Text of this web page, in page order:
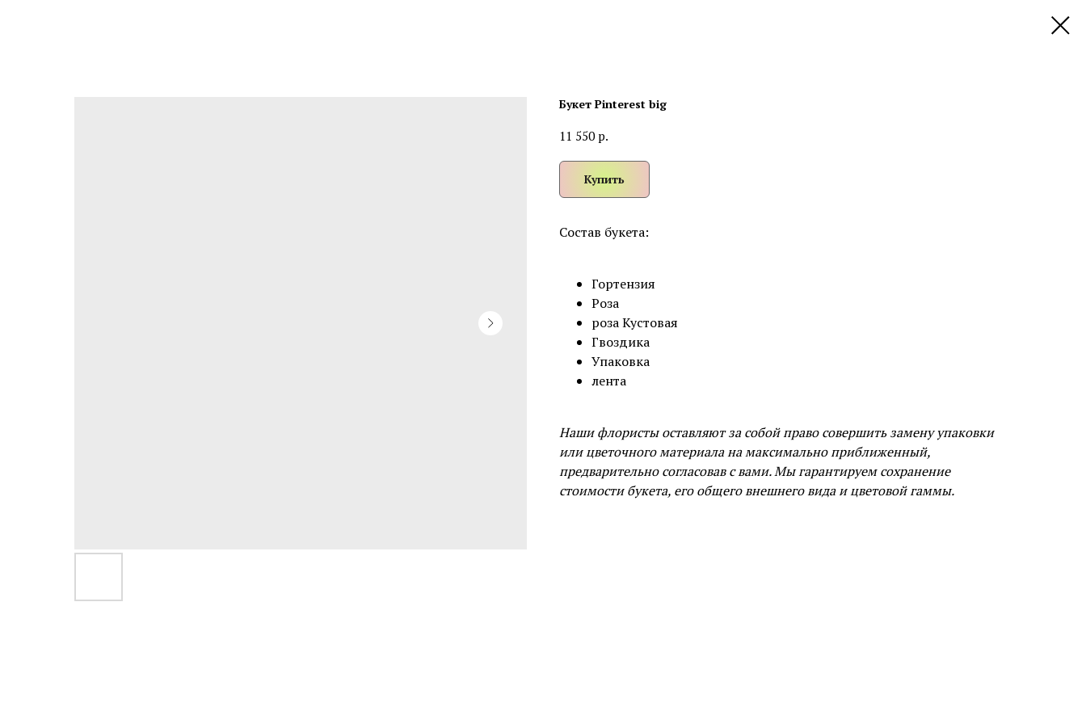
Букет Pinterest big
11 550 р.
Купить
Состав букета:
Гортензия
Роза
роза Кустовая
Гвоздика
Упаковка
лента
Наши флористы оставляют за собой право совершить замену упаковки
или цветочного материала на максимально приближенный,
предварительно согласовав с вами. Мы гарантируем сохранение
стоимости букета, его общего внешнего вида и цветовой гаммы.